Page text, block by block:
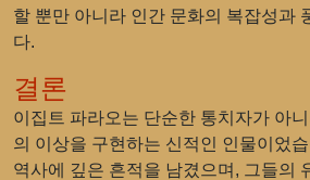
할 뿐만 아니라 인간 문화의 복잡성과
다.
결론
이집트 파라오는 단순한 통치자가 아
의 이상을 구현하는 신적인 인물이었
역사에 깊은 흔적을 남겼으며, 그들의